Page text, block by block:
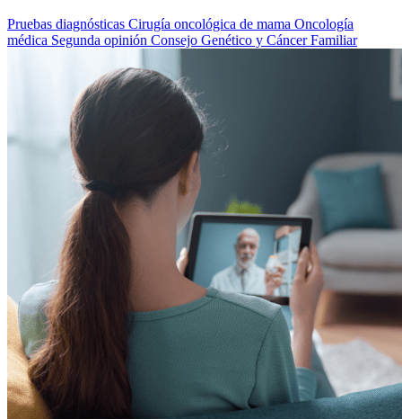
Pruebas diagnósticas Cirugía oncológica de mama Oncología
médica Segunda opinión Consejo Genético y Cáncer Familiar